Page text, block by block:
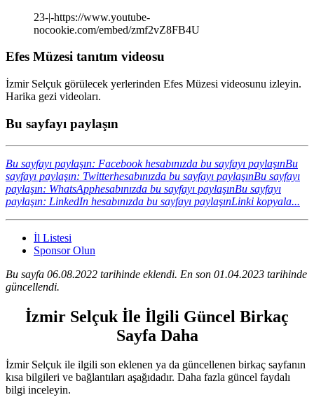
23-|-https://www.youtube-
nocookie.com/embed/zmf2vZ8FB4U
Efes Müzesi tanıtım videosu
İzmir Selçuk görülecek yerlerinden Efes Müzesi videosunu izleyin.
Harika gezi videoları.
Bu sayfayı paylaşın
Bu sayfayı paylaşın: Facebook hesabınızda bu sayfayı paylaşınBu
sayfayı paylaşın: Twitterhesabınızda bu sayfayı paylaşınBu sayfayı
paylaşın: WhatsApphesabınızda bu sayfayı paylaşınBu sayfayı
paylaşın: LinkedIn hesabınızda bu sayfayı paylaşınLinki kopyala...
İl Listesi
Sponsor Olun
Bu sayfa 06.08.2022 tarihinde eklendi. En son 01.04.2023 tarihinde
güncellendi.
İzmir Selçuk İle İlgili Güncel Birkaç
Sayfa Daha
İzmir Selçuk ile ilgili son eklenen ya da güncellenen birkaç sayfanın
kısa bilgileri ve bağlantıları aşağıdadır. Daha fazla güncel faydalı
bilgi inceleyin.